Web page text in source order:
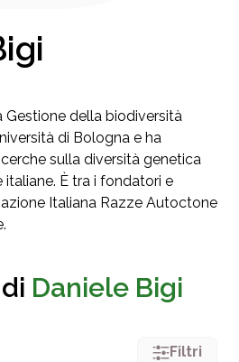
Gestione della biodiversità
di Bologna e ha
sulla diversità genetica
È tra i fondatori e
Italiana Razze Autoctone
Daniele Bigi
Filtri